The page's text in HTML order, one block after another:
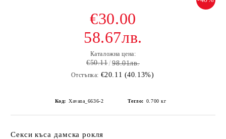
€30.00
58.67лв.
Каталожна цена:
€50.11 98.01лв.
Отстъпка: €20.11 (40.13%)
Код: Xavana_6636-2 Тегло: 0.700 кг
Секси къса дамска рокля